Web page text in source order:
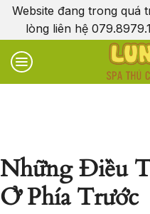
Website đang trong quá
lòng liên hệ
Những Điều
Ở Phía Trước